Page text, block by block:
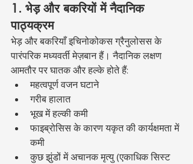
1. भेड़ और बकरियों में नैदानिक
पाठ्यक्रम
भेड़ और बकरियाँ इचिनोकोकस ग्रैनुलोसस के
पारंपरिक मध्यवर्ती मेज़बान हैं। नैदानिक लक्षण
आमतौर पर घातक और हल्के होते हैं:
महत्वपूर्ण वजन घटाने
गरीब हालात
भूख में हल्की कमी
फाइब्रोसिस के कारण यकृत की कार्यक्षमता में
कमी
कुछ झुंडों में अचानक मृत्यु (एकाधिक सिस्ट